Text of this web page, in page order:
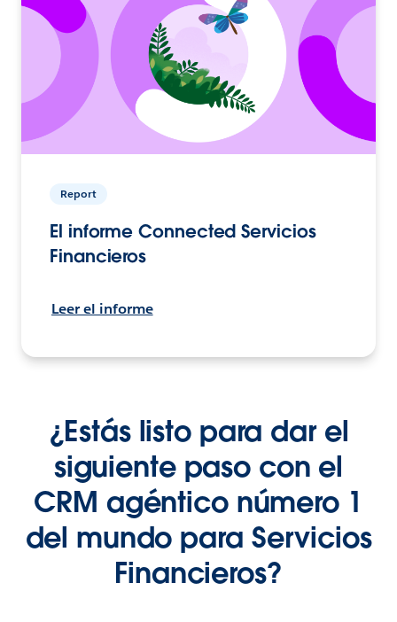
Report
El informe Connected Servicios
Financieros
Leer el informe
¿Estás listo para dar el
siguiente paso con el
CRM agéntico número 1
del mundo para Servicios
Financieros?